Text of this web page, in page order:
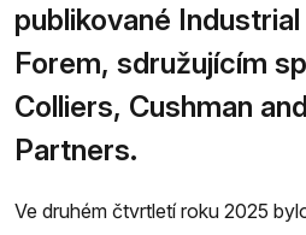
publikované
Forem, sdružujícím
Colliers, Cushman
Partners.
Ve druhém čtvrtletí roku 2025